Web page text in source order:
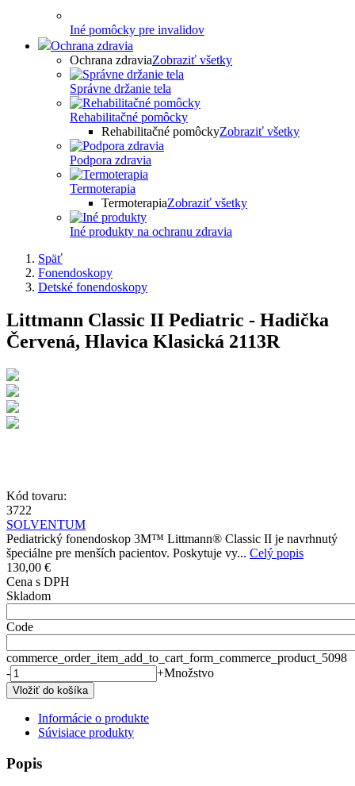
Iné pomôcky pre invalidov
Ochrana zdravia
Ochrana zdraviaZobraziť všetky
Správne držanie tela
Rehabilitačné pomôcky
Rehabilitačné pomôckyZobraziť všetky
Podpora zdravia
Termoterapia
TermoterapiaZobraziť všetky
Iné produkty na ochranu zdravia
Späť
Fonendoskopy
Detské fonendoskopy
Littmann Classic II Pediatric - Hadička
Červená, Hlavica Klasická 2113R
Kód tovaru:
3722
SOLVENTUM
Pediatrický fonendoskop 3M™ Littmann® Classic II je navrhnutý
špeciálne pre menších pacientov. Poskytuje vy... Celý popis
130,00 €
Cena s DPH
Skladom
Code
commerce_order_item_add_to_cart_form_commerce_product_5098
-
+Množstvo
Informácie o produkte
Súvisiace produkty
Popis